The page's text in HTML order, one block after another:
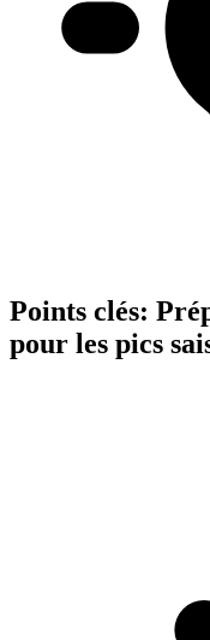
Points clés:
pour les pics